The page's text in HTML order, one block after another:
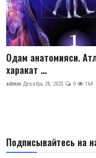
Лента
Контакты
Цифровые коллекции
ГНМБ
Медики Узбекистана
Одам анатомияси.
харакат ...
admin Декабрь 28, 2025 0 164
Подписывайтесь на